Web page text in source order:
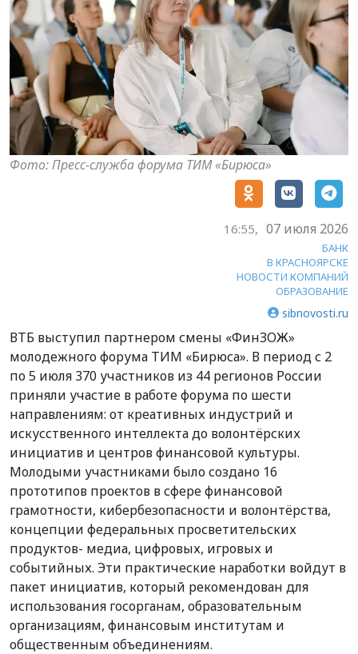
Фото: Пресс-служба форума ТИМ «Бирюса»
16:55, 07 июля 2026
БАНК
В КРАСНОЯРСКЕ
НОВОСТИ КОМПАНИЙ
ОБРАЗОВАНИЕ
sibnovosti.ru
ВТБ выступил партнером смены «ФинЗОЖ»
молодежного форума ТИМ «Бирюса». В период с 2
по 5 июля 370 участников из 44 регионов России
приняли участие в работе форума по шести
направлениям: от креативных индустрий и
искусственного интеллекта до волонтёрских
инициатив и центров финансовой культуры.
Молодыми участниками было создано 16
прототипов проектов в сфере финансовой
грамотности, кибербезопасности и волонтёрства,
концепции федеральных просветительских
продуктов- медиа, цифровых, игровых и
событийных. Эти практические наработки войдут в
пакет инициатив, который рекомендован для
использования госорганам, образовательным
организациям, финансовым институтам и
общественным объединениям.